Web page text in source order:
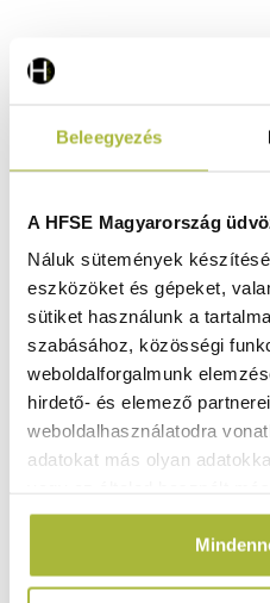
Beleegyezés
A HFSE Magyarország
Náluk sütemények
eszközöket és gépeket,
sütiket használunk a
szabásához, közösségi
weboldalforgalmunk
hirdető- és elemező
weboldalhasználatodra
adatokat más olyan
14.990Ft
11.567